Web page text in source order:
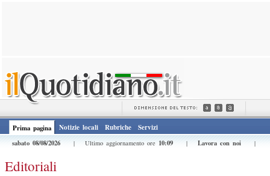
Prima pagina Notizie locali Rubriche
Servizi
sabato 08/08/2026
| Ultimo aggiornamento ore 10:09 | Lavora con noi |
Editoriali